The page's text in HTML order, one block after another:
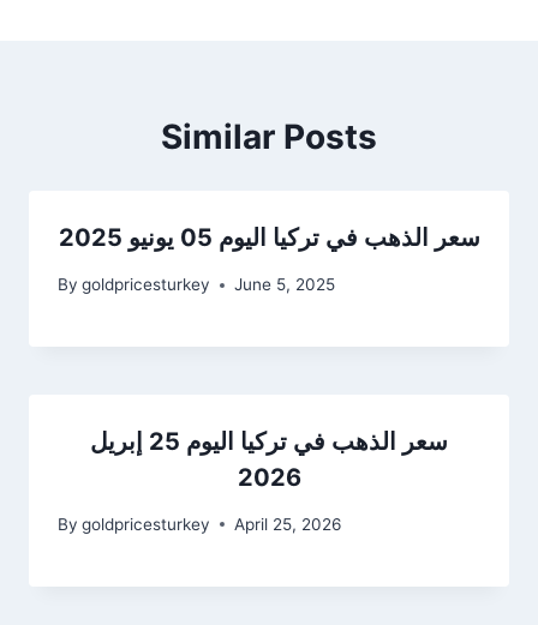
Similar Posts
سعر الذهب في تركيا اليوم 05 يونيو 2025
By goldpricesturkey June 5, 2025
سعر الذهب في تركيا اليوم 25 إبريل
2026
By goldpricesturkey April 25, 2026